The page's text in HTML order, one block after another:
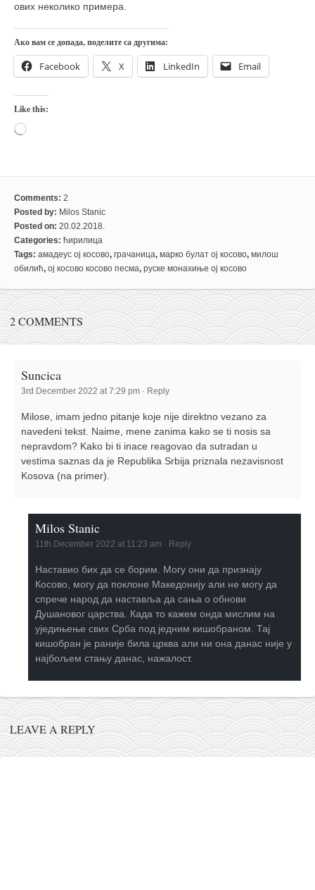
ових неколико примера.
Ако вам се допада, поделите са другима:
Facebook X LinkedIn Email
Like this:
Loading…
Comments: 2
Posted by: Milos Stanic
Posted on: 20.02.2018.
Categories: ћирилица
Tags: амадеус ој косово, грачаница, марко булат ој косово, милош
обилић, ој косово косово песма, руске монахиње ој косово
2 COMMENTS
Suncica
3rd December 2022 at 7:29 pm · Reply
Milose, imam jedno pitanje koje nije direktno vezano za
navedeni tekst. Naime, mene zanima kako se ti nosis sa
nepravdom? Kako bi ti inace reagovao da sutradan u
vestima saznas da je Republika Srbija priznala nezavisnost
Kosova (na primer).
Milos Stanic
11th December 2022 at 11:23 am · Reply
Наставио бих да се борим. Могу они да признају
Косово, могу да поклоне Македонију али не могу да
спрече народ да наставља да сања о обнови
Душановог царства. Када то кажем онда мислим на
уједињење свих Срба под једним кишобраном. Тај
кишобран је раније била црква али ни она данас није у
најбољем стању данас, нажалост.
LEAVE A REPLY